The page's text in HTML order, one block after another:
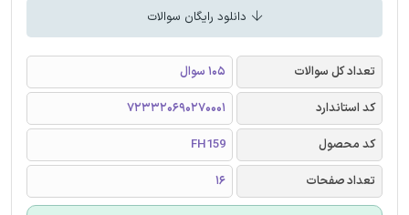
دانلود رایگان سوالات
تعداد کل سوالات
105 سوال
کد استاندارد
723320690270001
کد محصول
FH159
تعداد صفحات
16